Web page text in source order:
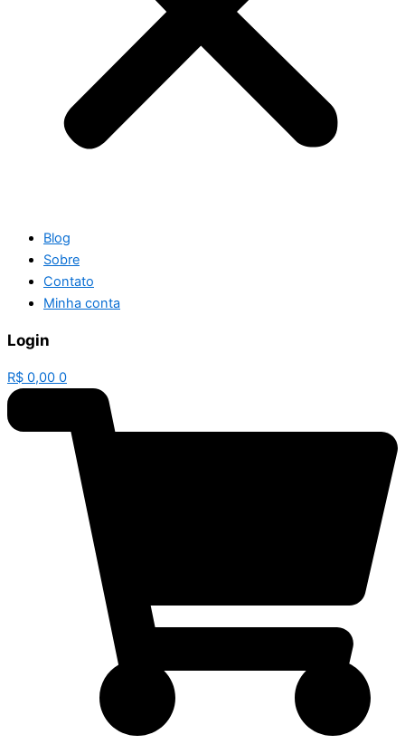
Blog
Sobre
Contato
Minha conta
Login
R$ 0,00 0